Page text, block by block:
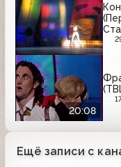
20:08
Ещё записи с